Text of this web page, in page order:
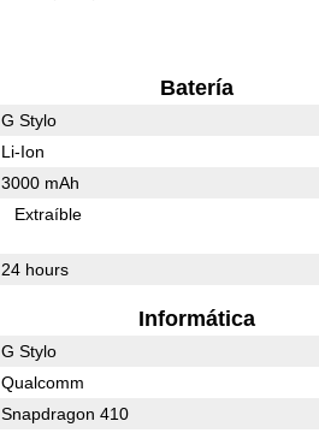
Batería
G Stylo
Li-Ion
3000 mAh
Extraíble
24 hours
Informática
G Stylo
Qualcomm
Snapdragon 410